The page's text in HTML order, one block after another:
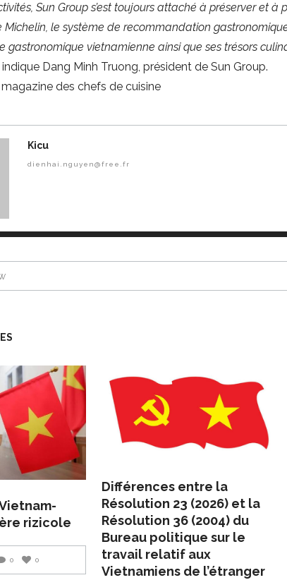
Sun Group s’est toujours attaché à préserver et
Michelin, le système de recommandation
gastronomique vietnamienne ainsi que ses trésors
indique Dang Minh Truong, président de Sun Group.
magazine des chefs de cuisine
Kicu
dienhai.nguyen@free.fr
rizicole
0 0
Différences entre la
Résolution 23 (2026) et la
Résolution 36 (2004) du
Bureau politique sur le
travail relatif aux
Vietnamiens de l’étranger